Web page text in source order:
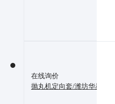
在线询价
抛丸机定向套/潍坊华星机